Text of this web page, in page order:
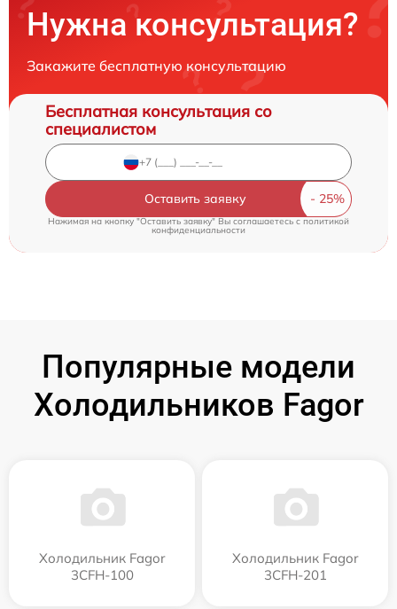
Нужна консультация?
Закажите бесплатную консультацию
Бесплатная консультация со
специалистом
Оставить заявку
Нажимая на кнопку "Оставить заявку" Вы соглашаетесь cполитикой
конфиденциальности
Популярные модели
Холодильников Fagor
Холодильник Fagor
3CFH-100
Холодильник Fagor
3CFH-201